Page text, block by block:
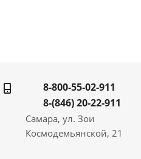
8-800-55-02-911
8-(846) 20-22-911
Самара, ул. Зои
Космодемьянской, 21